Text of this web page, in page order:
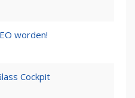
worden!
Cockpit